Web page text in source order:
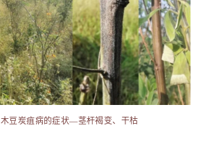
木豆炭疽病的症状—茎杆褐变、干枯